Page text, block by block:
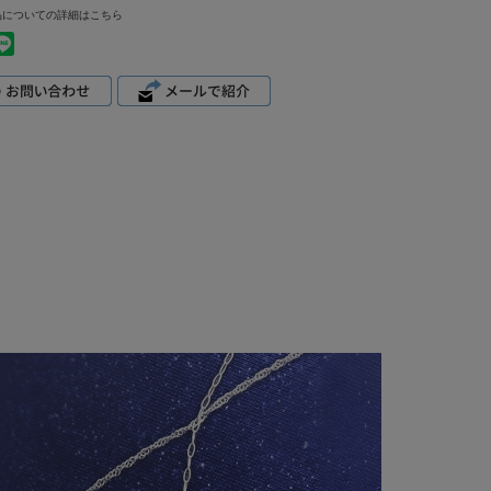
についての詳細はこちら